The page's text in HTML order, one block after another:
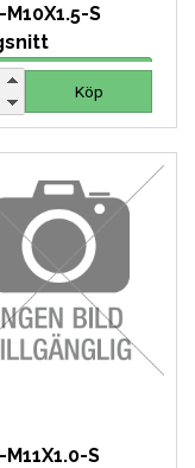
S
Köp
S